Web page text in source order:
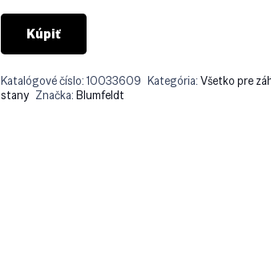
Kúpiť
Katalógové číslo:10033609 Kategória:Všetko pre
stany Značka:Blumfeldt